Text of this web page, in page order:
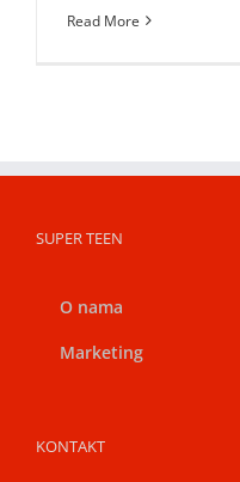
Read More
SUPER TEEN
O nama
Marketing
KONTAKT